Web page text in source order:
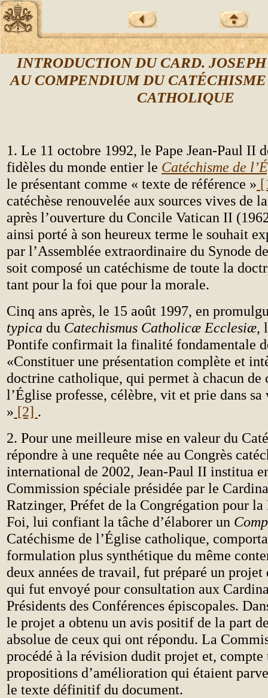
INTRODUCTION DU CARD.
AU COMPENDIUM DU
CATHOLIQUE
1. Le 11 octobre 1992, le Pape Jean-Paul II
fidèles du monde entier le Catéchisme de
le présentant comme « texte de référence »
catéchèse renouvelée aux sources vives de
après l’ouverture du Concile Vatican II
ainsi porté à son heureux terme le souhait
par l’Assemblée extraordinaire du Synode
soit composé un catéchisme de toute la
tant pour la foi que pour la morale.
Cinq ans après, le 15 août 1997, en
typica du Catechismus Catholicæ Ecclesiæ,
Pontife confirmait la finalité fondamentale
«Constituer une présentation complète et
doctrine catholique, qui permet à chacun de
l’Église professe, célèbre, vit et prie dans
» [2] .
2. Pour une meilleure mise en valeur du
répondre à une requête née au Congrès
international de 2002, Jean-Paul II institua
Commission spéciale présidée par le
Ratzinger, Préfet de la Congrégation pour
Foi, lui confiant la tâche d’élaborer un
Catéchisme de l’Église catholique,
formulation plus synthétique du même
deux années de travail, fut préparé un
qui fut envoyé pour consultation aux
Présidents des Conférences épiscopales.
le projet a obtenu un avis positif de la part
absolue de ceux qui ont répondu. La
procédé à la révision dudit projet et, compte
propositions d’amélioration qui étaient
le texte définitif du document.